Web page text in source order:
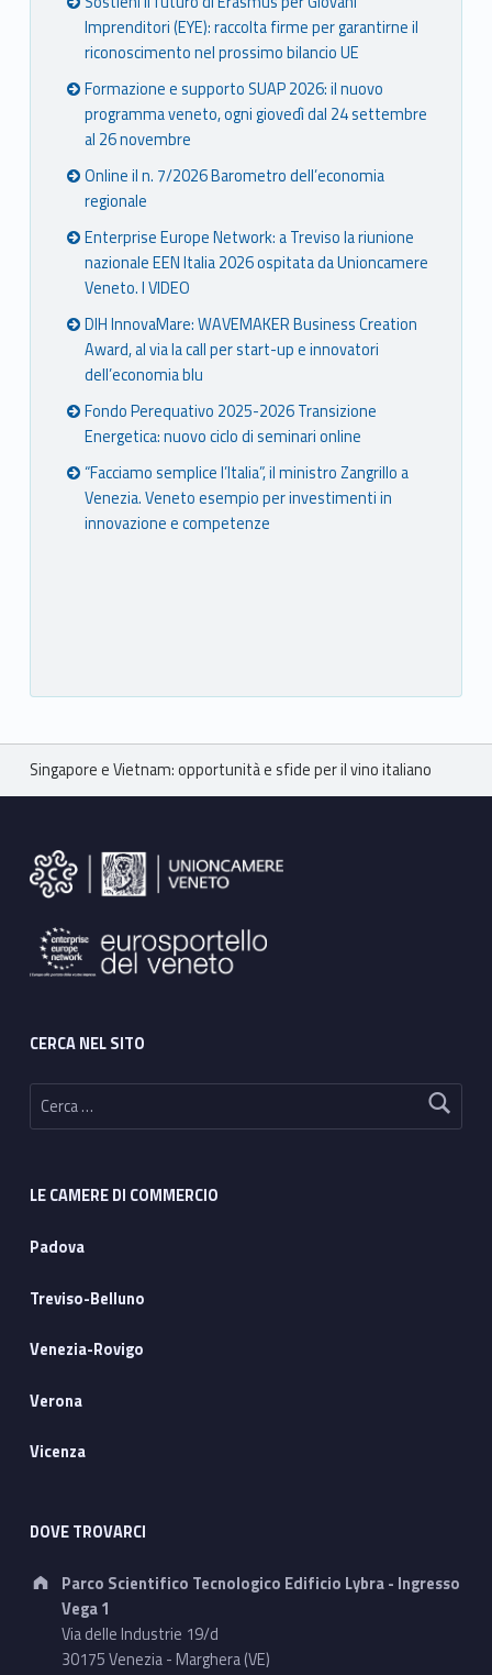
Imprenditori (EYE): raccolta firme per garantirne il
riconoscimento nel prossimo bilancio UE
Formazione e supporto SUAP 2026: il nuovo
programma veneto, ogni giovedì dal 24 settembre
al 26 novembre
Online il n. 7/2026 Barometro dell’economia
regionale
Enterprise Europe Network: a Treviso la riunione
nazionale EEN Italia 2026 ospitata da Unioncamere
Veneto. I VIDEO
DIH InnovaMare: WAVEMAKER Business Creation
Award, al via la call per start-up e innovatori
dell’economia blu
Fondo Perequativo 2025-2026 Transizione
Energetica: nuovo ciclo di seminari online
“Facciamo semplice l’Italia”, il ministro Zangrillo a
Venezia. Veneto esempio per investimenti in
innovazione e competenze
Breadcrumbs navigation
Singapore e Vietnam: opportunità e sfide per il vino italiano
CERCA NEL SITO
Ricerca per:
LE CAMERE DI COMMERCIO
Padova
Treviso-Belluno
Venezia-Rovigo
Verona
Vicenza
DOVE TROVARCI
Address:
Parco Scientifico Tecnologico Edificio Lybra - Ingresso
Vega 1
Via delle Industrie 19/d
30175 Venezia - Marghera (VE)